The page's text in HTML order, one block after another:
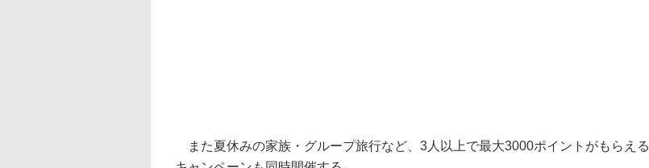
また夏休みの家族・グループ旅行など、3人以上で最大3000ポイントがもらえる